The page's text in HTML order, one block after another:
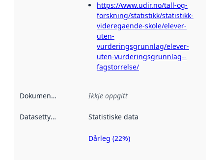
https://www.udir.no/tall-og-
forskning/statistikk/statistikk-
videregaende-skole/elever-
uten-
vurderingsgrunnlag/elever-
uten-vurderingsgrunnlag--
fagstorrelse/
Dokumentasjon Ikkje oppgitt
Datasettype Statistiske data
Metadatakvalitet
Dårleg (22%)